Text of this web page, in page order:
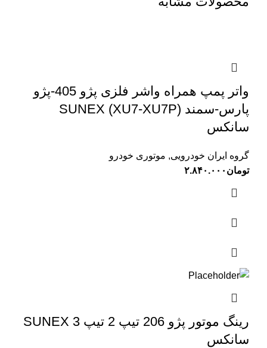
واتر پمپ همراه واشر فلزی پژو 405-پژو
پارس-سمند (XU7-XU7P) SUNEX
سانکس
گروه ایران خودرویی, موتوری خودرو
تومان ۲.۸۴۰.۰۰۰
رینگ موتور پژو 206 تیپ 2 تیپ 3 SUNEX
سانکس